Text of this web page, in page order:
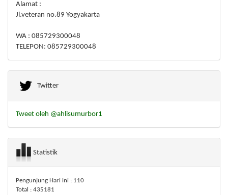
Alamat :
Jl.veteran no.89 Yogyakarta
WA : 085729300048
TELEPON: 085729300048
Twitter
Tweet oleh @ahlisumurbor1
Statistik
Pengunjung Hari ini : 110
Total : 435181